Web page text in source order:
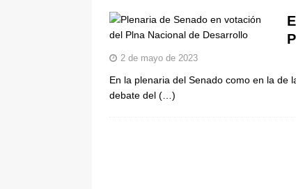
[ 6 de agosto de 2026 ] Cali
De La Espriella en la Arena
2 de mayo de 2023
En la plenaria del Senado como en la de
debate del (…)